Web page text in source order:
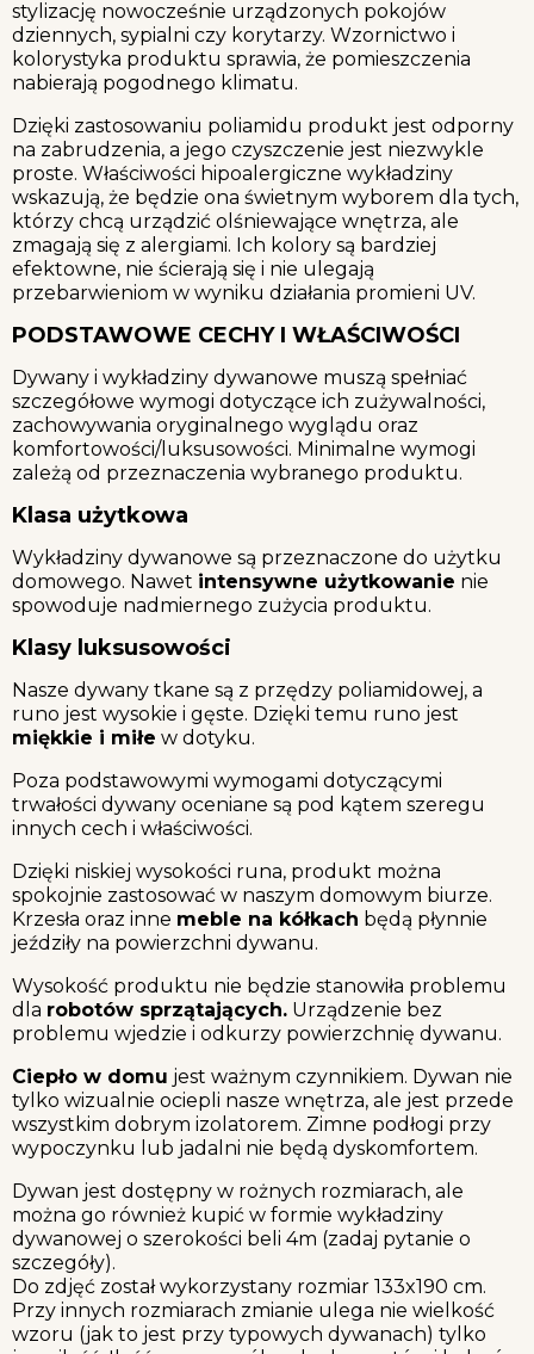
stylizację nowocześnie urządzonych pokojów
dziennych, sypialni czy korytarzy. Wzornictwo i
kolorystyka produktu sprawia, że pomieszczenia
nabierają pogodnego klimatu.
Dzięki zastosowaniu poliamidu produkt jest odporny
na zabrudzenia, a jego czyszczenie jest niezwykle
proste. Właściwości hipoalergiczne wykładziny
wskazują, że będzie ona świetnym wyborem dla tych,
którzy chcą urządzić olśniewające wnętrza, ale
zmagają się z alergiami. Ich kolory są bardziej
efektowne, nie ścierają się i nie ulegają
przebarwieniom w wyniku działania promieni UV.
PODSTAWOWE CECHY I WŁAŚCIWOŚCI
Dywany i wykładziny dywanowe muszą spełniać
szczegółowe wymogi dotyczące ich zużywalności,
zachowywania oryginalnego wyglądu oraz
komfortowości/luksusowości. Minimalne wymogi
zależą od przeznaczenia wybranego produktu.
Klasa użytkowa
Wykładziny dywanowe są przeznaczone do użytku
domowego. Nawet intensywne użytkowanie nie
spowoduje nadmiernego zużycia produktu.
Klasy luksusowości
Nasze dywany tkane są z przędzy poliamidowej, a
runo jest wysokie i gęste. Dzięki temu runo jest
miękkie i miłe w dotyku.
Poza podstawowymi wymogami dotyczącymi
trwałości dywany oceniane są pod kątem szeregu
innych cech i właściwości.
Dzięki niskiej wysokości runa, produkt można
spokojnie zastosować w naszym domowym biurze.
Krzesła oraz inne meble na kółkach będą płynnie
jeździły na powierzchni dywanu.
Wysokość produktu nie będzie stanowiła problemu
dla robotów sprzątających. Urządzenie bez
problemu wjedzie i odkurzy powierzchnię dywanu.
Ciepło w domu jest ważnym czynnikiem. Dywan nie
tylko wizualnie ociepli nasze wnętrza, ale jest przede
wszystkim dobrym izolatorem. Zimne podłogi przy
wypoczynku lub jadalni nie będą dyskomfortem.
Dywan jest dostępny w rożnych rozmiarach, ale
można go również kupić w formie wykładziny
dywanowej o szerokości beli 4m (zadaj pytanie o
szczegóły).
Do zdjęć został wykorzystany rozmiar 133x190 cm.
Przy innych rozmiarach zmianie ulega nie wielkość
wzoru (jak to jest przy typowych dywanach) tylko